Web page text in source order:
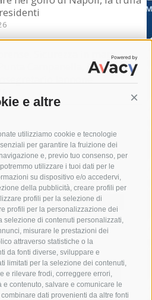
e altre
utilizziamo cookie e tecnologie
per garantire la fruizione dei
e, previo tuo consenso, per
utilizzare i tuoi dati per le
su dispositivo e/o accedervi,
della pubblicità, creare profili per
profili per la selezione di
profili per la personalizzazione dei
di contenuti personalizzati,
misurare le prestazioni dei
attraverso statistiche o la
da fonti diverse, sviluppare e
limitati per la selezione dei contenuti,
e rilevare frodi, correggere errori,
contenuto, salvare e comunicare le
dati provenienti da altre fonti
Sicurezza in mare
Punta Campanella, incontro
campanella
arresto
di porto capri
carabinieri
circumvesuviana
contagi
19 eav
elezioni
guardia costiera
incidente
mare
massa lubrense